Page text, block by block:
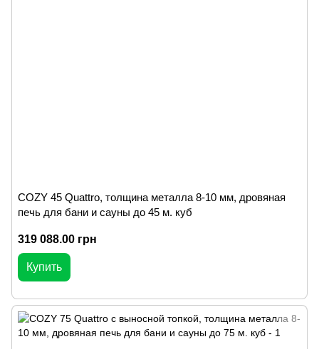
COZY 45 Quattro, толщина металла 8-10 мм, дровяная
печь для бани и сауны до 45 м. куб
319 088.00 грн
Купить